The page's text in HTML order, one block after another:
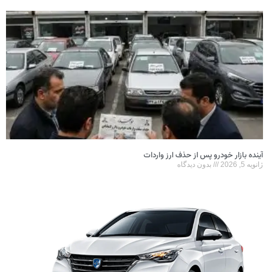
آینده بازار خودرو پس از حذف ارز واردات
ژانویه 5, 2026 بدون دیدگاه